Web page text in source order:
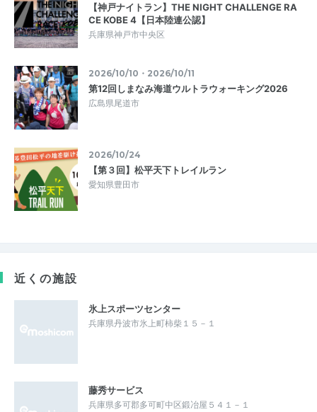
【神戸ナイトラン】THE NIGHT CHALLENGE RA
CE KOBE 4【日本陸連公認】
兵庫県神戸市中央区
2026/10/10・2026/10/11
第12回しまなみ海道ウルトラウォーキング2026
広島県尾道市
2026/10/24
【第３回】松平天下トレイルラン
愛知県豊田市
近くの施設
氷上スポーツセンター
兵庫県丹波市氷上町柿柴１５－１
藤秀サービス
兵庫県多可郡多可町中区鍛冶屋５４１－１